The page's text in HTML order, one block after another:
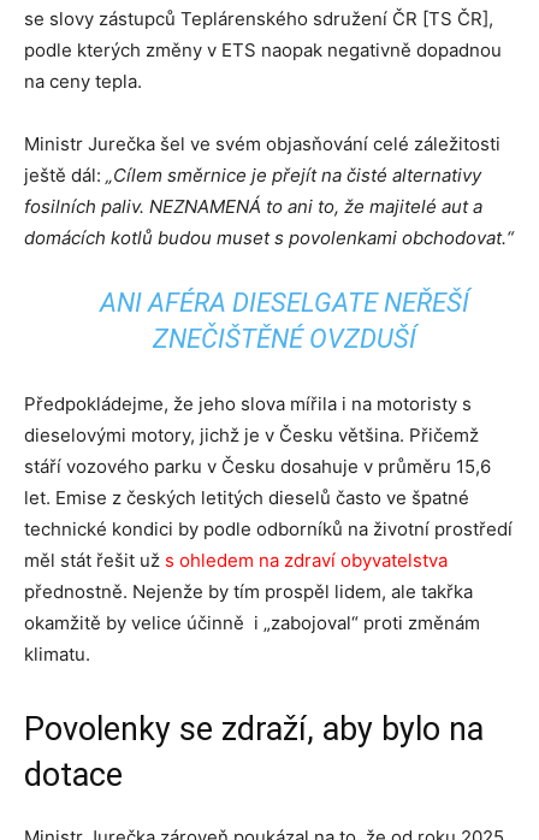
se slovy zástupců Teplárenského sdružení ČR [TS ČR],
podle kterých změny v ETS naopak negativně dopadnou
na ceny tepla.
Ministr Jurečka šel ve svém objasňování celé záležitosti
ještě dál: „Cílem směrnice je přejít na čisté alternativy
fosilních paliv. NEZNAMENÁ to ani to, že majitelé aut a
domácích kotlů budou muset s povolenkami obchodovat.“
ANI AFÉRA DIESELGATE NEŘEŠÍ
ZNEČIŠTĚNÉ OVZDUŠÍ
Předpokládejme, že jeho slova mířila i na motoristy s
dieselovými motory, jichž je v Česku většina. Přičemž
stáří vozového parku v Česku dosahuje v průměru 15,6
let. Emise z českých letitých dieselů často ve špatné
technické kondici by podle odborníků na životní prostředí
měl stát řešit už s ohledem na zdraví obyvatelstva
přednostně. Nejenže by tím prospěl lidem, ale takřka
okamžitě by velice účinně i „zabojoval“ proti změnám
klimatu.
Povolenky se zdraží, aby bylo na
dotace